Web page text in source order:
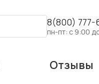
8(800) 777-
пн-пт: с 9:00
Отзывы